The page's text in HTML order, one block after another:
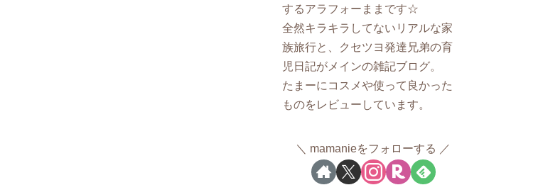
するアラフォーままです☆
全然キラキラしてないリアルな家
族旅行と、クセツヨ発達兄弟の育
児日記がメインの雑記ブログ。
たまーにコスメや使って良かった
ものをレビューしています。
mamanieをフォローする